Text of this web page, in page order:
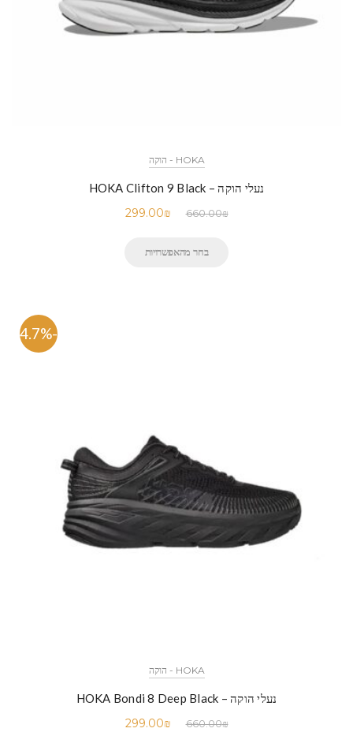
HOKA - הוקה
נעלי הוקה – HOKA Clifton 9 Black
660.00₪
299.00₪
בחר מהאפשרויות
-54.7%
HOKA - הוקה
נעלי הוקה – HOKA Bondi 8 Deep Black
660.00₪
299.00₪